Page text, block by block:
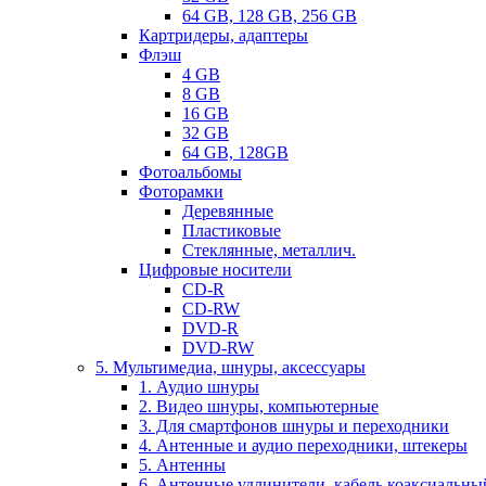
64 GB, 128 GB, 256 GB
Картридеры, адаптеры
Флэш
4 GB
8 GB
16 GB
32 GB
64 GB, 128GB
Фотоальбомы
Фоторамки
Деревянные
Пластиковые
Стеклянные, металлич.
Цифровые носители
CD-R
CD-RW
DVD-R
DVD-RW
5. Мультимедиа, шнуры, аксессуары
1. Аудио шнуры
2. Видео шнуры, компьютерные
3. Для смартфонов шнуры и переходники
4. Антенные и аудио переходники, штекеры
5. Антенны